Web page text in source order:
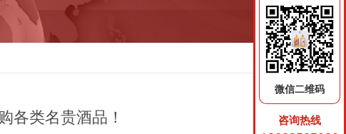
返回
各类名贵酒品！
微信二维码
咨询热线